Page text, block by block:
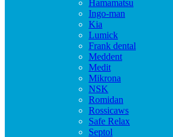
Hamamatsu
Ingo-man
Kia
Lumick
Frank dental
Meddent
Medit
Mikrona
NSK
Romidan
Rossicaws
Safe Relax
Septol